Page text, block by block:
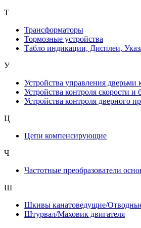
Т
Трансформаторы
Тормозные устройства
Табло индикации, Дисплеи,
У
Устройства управления дверьми
Устройства контроля скорости и
Устройства контроля дверного
Ц
Цепи компенсирующие
Ч
Частотные преобразователи
Ш
Шкивы канатоведущие/
Штурвал/Маховик двигателя